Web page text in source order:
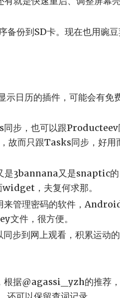
份到SD卡。现在也用豌豆
日历的插件，可能会有免
步，也可以跟Producteev
故而只跟Tasks同步，好用
3bannana又是snaptic的
，夫复何求那。
管理密码的软件，
文件，很方便。
步到网上观看，积累运动
据@agassi_yzh的推荐